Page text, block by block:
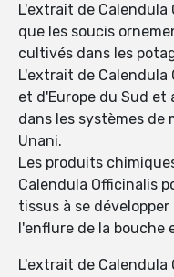
L'extrait de Calendula
que les soucis
cultivés dans les
L'extrait de Calendula
et d'Europe du Sud
dans les systèmes de
Unani.
Les produits
Calendula Officinalis
tissus à se
l'enflure de la bouche
L'extrait de